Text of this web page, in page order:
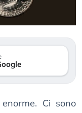
Ci sono